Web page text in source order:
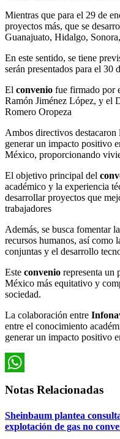
Mientras que para el 29 de
proyectos más, que se
Guanajuato, Hidalgo,
En este sentido, se tiene
serán presentados para el 30
El convenio fue firmado por
Ramón Jiménez López, y el
Romero Oropeza
Ambos directivos destacaron
generar un impacto positivo
México, proporcionando
El objetivo principal del
académico y la experiencia
desarrollar proyectos que
trabajadores
Además, se busca fomentar
recursos humanos, así como
conjuntas y el desarrollo
Este convenio representa un
México más equitativo y
sociedad.
La colaboración entre
entre el conocimiento
generar un impacto positivo
Notas Relacionadas
Sheinbaum plantea
explotación de gas no